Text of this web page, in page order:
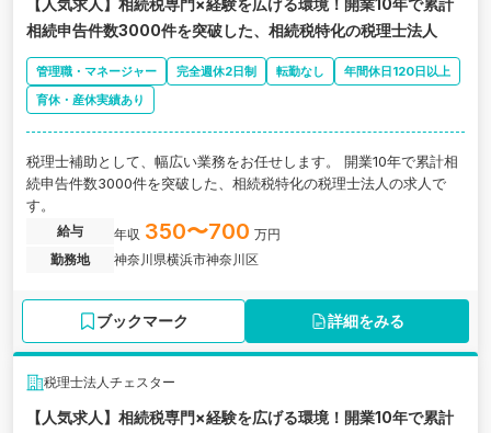
【人気求人】相続税専門×経験を広げる環境！開業10年で累計
相続申告件数3000件を突破した、相続税特化の税理士法人
管理職・マネージャー 完全週休2日制 転勤なし
年間休日120日以上
育休・産休実績あり
税理士補助として、幅広い業務をお任せします。 開業10年で累計相
続申告件数3000件を突破した、相続税特化の税理士法人の求人で
す。
給与 年収 350〜700 万円
勤務地
神奈川県横浜市神奈川区
ブックマーク 詳細をみる
税理士法人チェスター
【人気求人】相続税専門×経験を広げる環境！開業10年で累計